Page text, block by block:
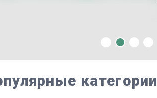
категории